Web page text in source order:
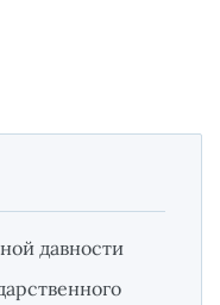
давности